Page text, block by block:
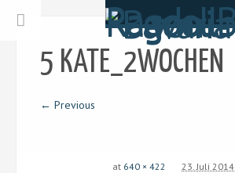
5 KATE_2WOCHEN
← Previous
23. Juli 2014
at 640 × 422